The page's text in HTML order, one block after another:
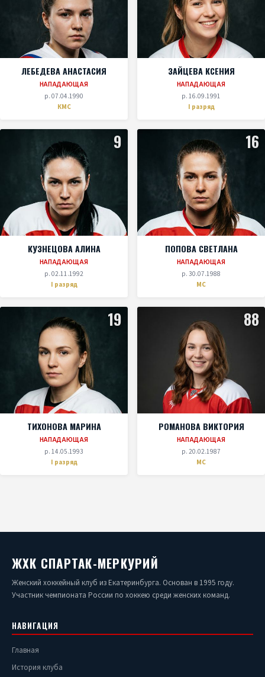
ЛЕБЕДЕВА АНАСТАСИЯ
НАПАДАЮЩАЯ
р. 07.04.1990
КМС
ЗАЙЦЕВА КСЕНИЯ
НАПАДАЮЩАЯ
р. 16.09.1991
I разряд
9
КУЗНЕЦОВА АЛИНА
НАПАДАЮЩАЯ
р. 02.11.1992
I разряд
16
ПОПОВА СВЕТЛАНА
НАПАДАЮЩАЯ
р. 30.07.1988
МС
19
ТИХОНОВА МАРИНА
НАПАДАЮЩАЯ
р. 14.05.1993
I разряд
88
РОМАНОВА ВИКТОРИЯ
НАПАДАЮЩАЯ
р. 20.02.1987
МС
ЖХК СПАРТАК-МЕРКУРИЙ
Женский хоккейный клуб из Екатеринбурга. Основан в 1995 году.
Участник чемпионата России по хоккею среди женских команд.
НАВИГАЦИЯ
Главная
История клуба